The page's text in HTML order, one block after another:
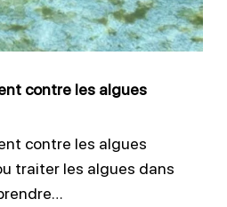
contre les algues
contre les algues
traiter les algues dans